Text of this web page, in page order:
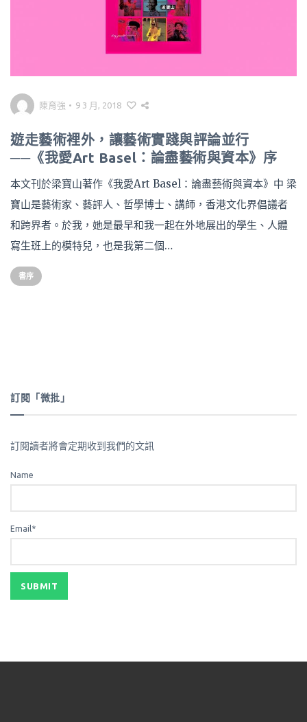
陳育強 • 9 3 月, 2018
遊走藝術裡外，讓藝術實踐與評論並行
──《我愛Art Basel：論盡藝術與資本》序
本文刊於梁寶山著作《我愛Art Basel：論盡藝術與資本》中 梁
寶山是藝術家、藝評人、哲學博士、講師，香港文化界倡議者
和跨界者。於我，她是最早和我一起在外地展出的學生、人體
寫生班上的模特兒，也是我第二個…
書序
訂閱「微批」
訂閱讀者將會定期收到我們的文訊
Name
Email*